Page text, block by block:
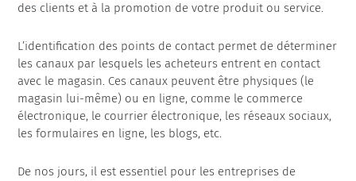
des clients et à la promotion de votre produit ou service.
L’identification des points de contact permet de déterminer
les canaux par lesquels les acheteurs entrent en contact
avec le magasin. Ces canaux peuvent être physiques (le
magasin lui-même) ou en ligne, comme le commerce
électronique, le courrier électronique, les réseaux sociaux,
les formulaires en ligne, les blogs, etc.
De nos jours, il est essentiel pour les entreprises de